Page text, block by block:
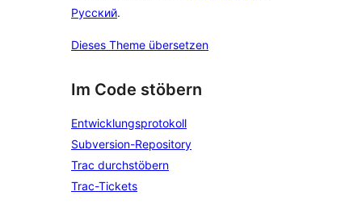
Русский.
Dieses Theme übersetzen
Im Code stöbern
Entwicklungsprotokoll
Subversion-Repository
Trac durchstöbern
Trac-Tickets